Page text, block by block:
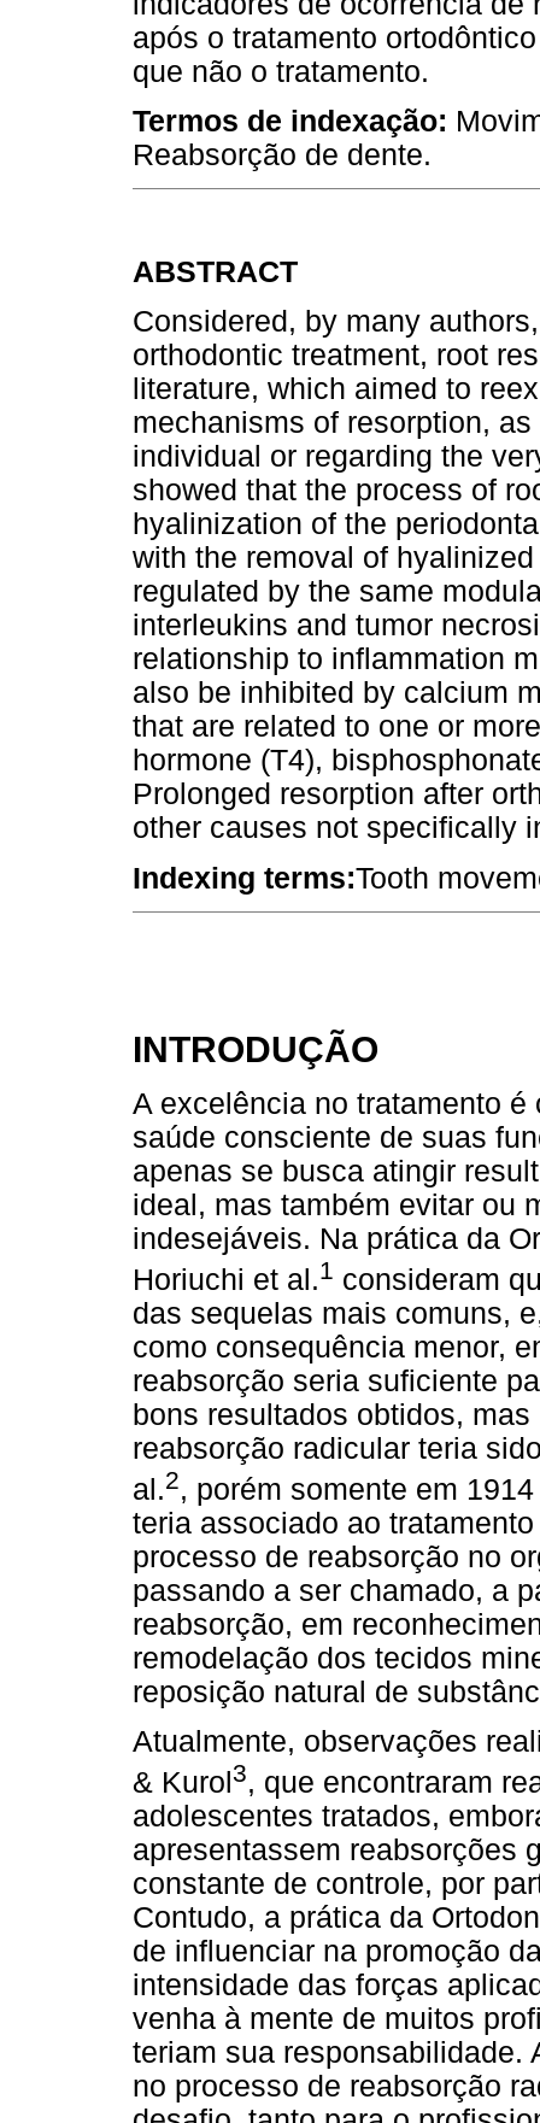
após o tratamento
que não o tratamento.
Termos de indexação:
Reabsorção de dente.
ABSTRACT
Considered, by many
orthodontic treatment, root
literature, which aimed to
mechanisms of resorption,
individual or regarding the
showed that the process of
hyalinization of the
with the removal of
regulated by the same
interleukins and tumor
relationship to inflammation
also be inhibited by calcium
that are related to one or
hormone (T4),
Prolonged resorption after
other causes not specifically
Indexing terms:Tooth
INTRODUÇÃO
A excelência no tratamento
saúde consciente de suas
apenas se busca atingir
ideal, mas também evitar ou
indesejáveis. Na prática da
Horiuchi et al.1 consideram
das sequelas mais comuns,
como consequência menor,
reabsorção seria suficiente
bons resultados obtidos,
reabsorção radicular teria
al.2, porém somente em
teria associado ao
processo de reabsorção no
passando a ser chamado, a
reabsorção, em
remodelação dos tecidos
reposição natural de
Atualmente, observações
& Kurol 3, que encontraram
adolescentes tratados,
apresentassem reabsorções
constante de controle, por
Contudo, a prática da
de influenciar na promoção
intensidade das forças
venha à mente de muitos
teriam sua responsabilidade.
no processo de reabsorção